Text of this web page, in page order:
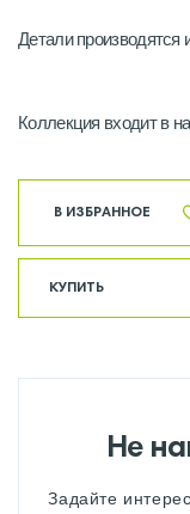
Детали производятся
Коллекция входит в
В ИЗБРАННОЕ
КУПИТЬ
Не
Задайте